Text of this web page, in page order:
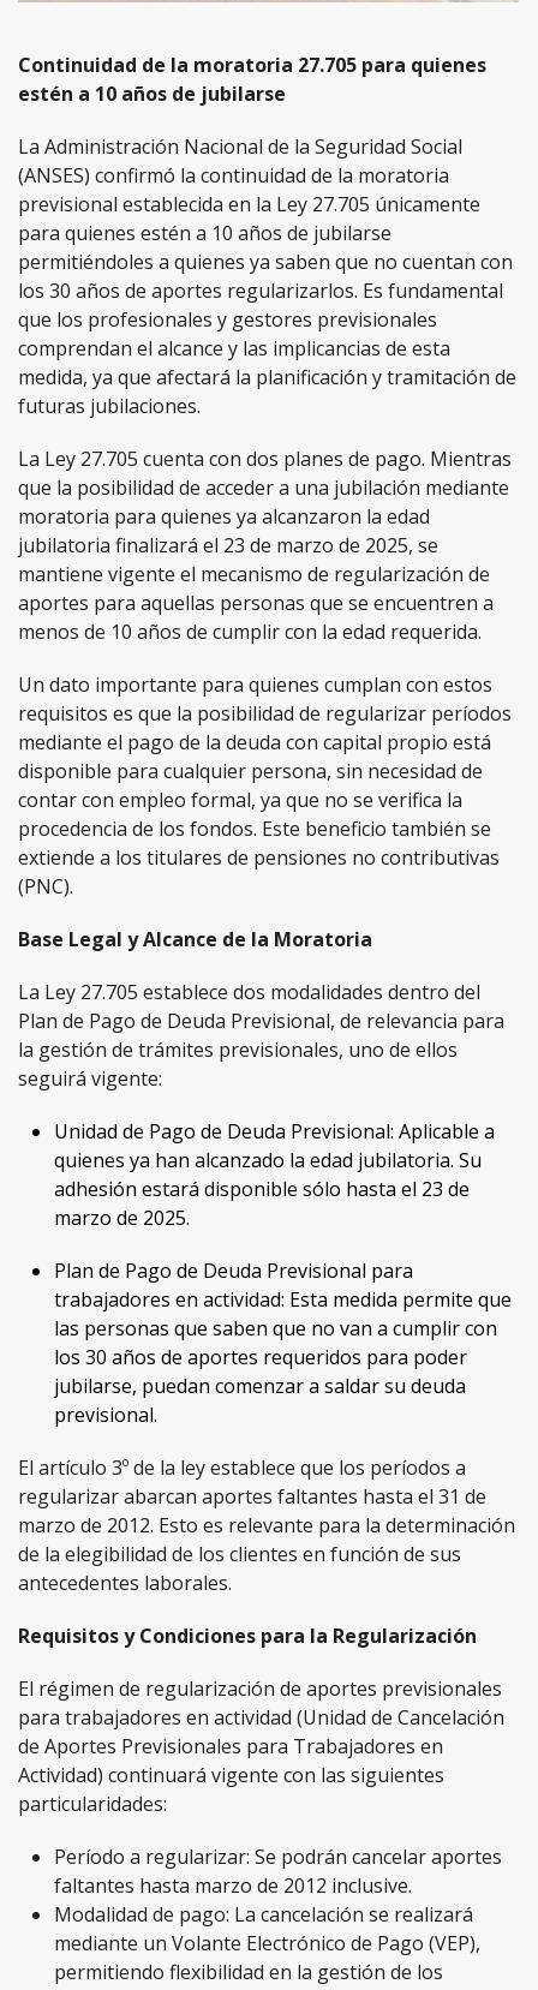
Continuidad de la moratoria 27.705 para quienes
estén a 10 años de jubilarse
La Administración Nacional de la Seguridad Social
(ANSES) confirmó la continuidad de la moratoria
previsional establecida en la Ley 27.705 únicamente
para quienes estén a 10 años de jubilarse
permitiéndoles a quienes ya saben que no cuentan con
los 30 años de aportes regularizarlos. Es fundamental
que los profesionales y gestores previsionales
comprendan el alcance y las implicancias de esta
medida, ya que afectará la planificación y tramitación de
futuras jubilaciones.
La Ley 27.705 cuenta con dos planes de pago. Mientras
que la posibilidad de acceder a una jubilación mediante
moratoria para quienes ya alcanzaron la edad
jubilatoria finalizará el 23 de marzo de 2025, se
mantiene vigente el mecanismo de regularización de
aportes para aquellas personas que se encuentren a
menos de 10 años de cumplir con la edad requerida.
Un dato importante para quienes cumplan con estos
requisitos es que la posibilidad de regularizar períodos
mediante el pago de la deuda con capital propio está
disponible para cualquier persona, sin necesidad de
contar con empleo formal, ya que no se verifica la
procedencia de los fondos. Este beneficio también se
extiende a los titulares de pensiones no contributivas
(PNC).
Base Legal y Alcance de la Moratoria
La Ley 27.705 establece dos modalidades dentro del
Plan de Pago de Deuda Previsional, de relevancia para
la gestión de trámites previsionales, uno de ellos
seguirá vigente:
Unidad de Pago de Deuda Previsional: Aplicable a
quienes ya han alcanzado la edad jubilatoria. Su
adhesión estará disponible sólo hasta el 23 de
marzo de 2025.
Plan de Pago de Deuda Previsional para
trabajadores en actividad: Esta medida permite que
las personas que saben que no van a cumplir con
los 30 años de aportes requeridos para poder
jubilarse, puedan comenzar a saldar su deuda
previsional.
El artículo 3º de la ley establece que los períodos a
regularizar abarcan aportes faltantes hasta el 31 de
marzo de 2012. Esto es relevante para la determinación
de la elegibilidad de los clientes en función de sus
antecedentes laborales.
Requisitos y Condiciones para la Regularización
El régimen de regularización de aportes previsionales
para trabajadores en actividad (Unidad de Cancelación
de Aportes Previsionales para Trabajadores en
Actividad) continuará vigente con las siguientes
particularidades:
Período a regularizar: Se podrán cancelar aportes
faltantes hasta marzo de 2012 inclusive.
Modalidad de pago: La cancelación se realizará
mediante un Volante Electrónico de Pago (VEP),
permitiendo flexibilidad en la gestión de los